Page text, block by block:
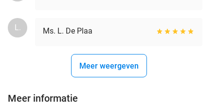
L. Ms. L. De Plaa
Meer weergeven
Meer informatie